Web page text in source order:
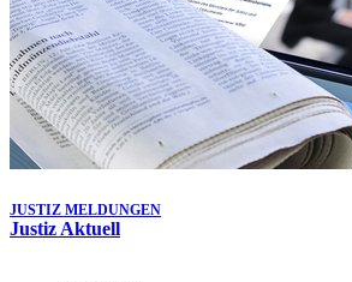
JUSTIZ MELDUNGEN
Justiz Aktuell